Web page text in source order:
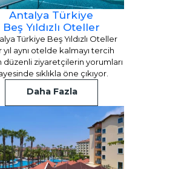
Antalya Türkiye
Beş Yıldızlı Oteller
Türkiye Beş Yıldızlı Oteller
yıl aynı otelde kalmayı tercih
düzenli ziyaretçilerin yorumları
sıklıkla öne çıkıyor.
Daha Fazla